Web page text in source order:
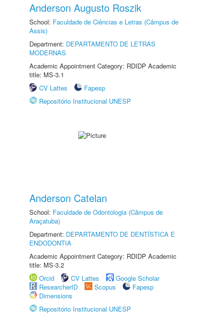
Anderson Augusto Roszik
School: Faculdade de Ciências e Letras (Câmpus de
Assis)
Department: DEPARTAMENTO DE LETRAS
MODERNAS
Academic Appointment Category: RDIDP Academic
title: MS-3.1
CV Lattes
Fapesp
Repositório Institucional UNESP
Anderson Catelan
School: Faculdade de Odontologia (Câmpus de
Araçatuba)
Department: DEPARTAMENTO DE DENTÍSTICA E
ENDODONTIA
Academic Appointment Category: RDIDP Academic
title: MS-3.2
Orcid
CV Lattes
Google Scholar
ResearcherID
Scopus
Fapesp
Dimensions
Repositório Institucional UNESP